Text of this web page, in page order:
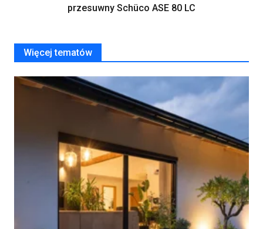
przesuwny Schüco ASE 80 LC
Więcej tematów